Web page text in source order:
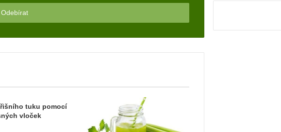
tuku pomocí
vloček